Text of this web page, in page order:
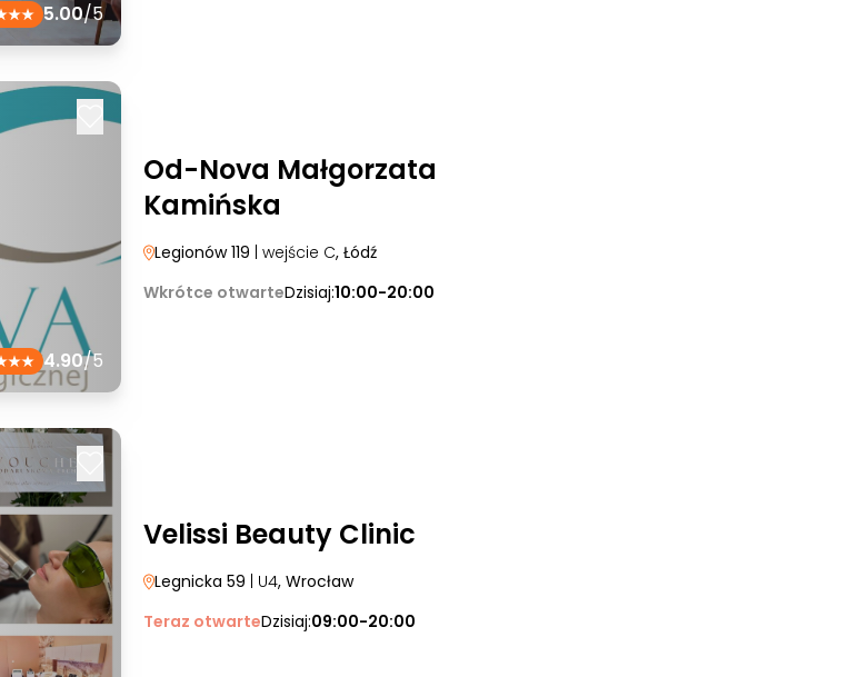
5.00/5
4.90/5
Od-Nova Małgorzata
Kamińska
Legionów 119 | wejście C, Łódź
Wkrótce otwarteDzisiaj:10:00-20:00
Velissi Beauty Clinic
Legnicka 59 | U4, Wrocław
Teraz otwarteDzisiaj:09:00-20:00